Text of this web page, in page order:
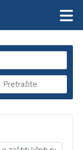
Pretražite